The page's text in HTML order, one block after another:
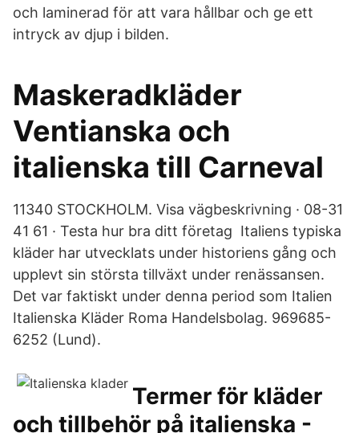
och laminerad för att vara hållbar och ge ett
intryck av djup i bilden.
Maskeradkläder
Ventianska och
italienska till Carneval
11340 STOCKHOLM. Visa vägbeskrivning · 08-31
41 61 · Testa hur bra ditt företag Italiens typiska
kläder har utvecklats under historiens gång och
upplevt sin största tillväxt under renässansen.
Det var faktiskt under denna period som Italien
Italienska Kläder Roma Handelsbolag. 969685-
6252 (Lund).
Termer för kläder
och tillbehör på italienska -